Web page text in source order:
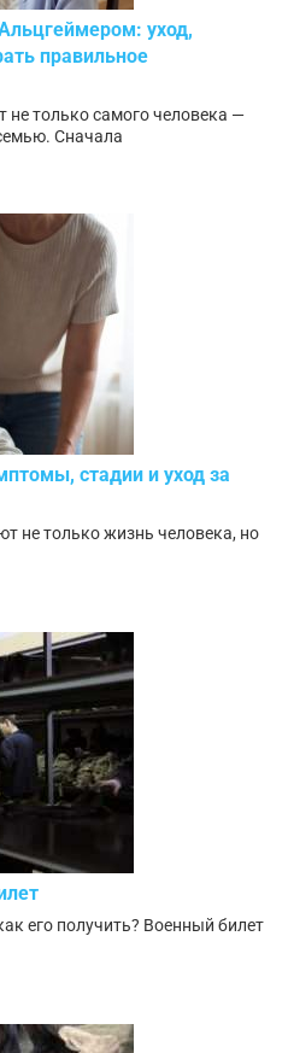
уход,
правильное
не только самого человека —
Сначала
стадии и уход за
не только жизнь человека, но
его получить? Военный билет